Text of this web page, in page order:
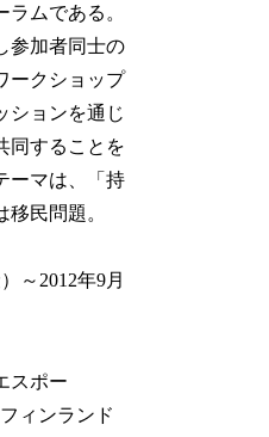
ムである。
参加者同士の
ークショップ
ションを通じ
同することを
ーマは、「持
民問題。
～2012年9月
スポー
ィンランド